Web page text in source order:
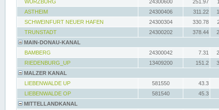
WÜRZBURG 24300600 251.97
ASTHEIM
24300406 311.22
SCHWEINFURT NEUER HAFEN
24300304 330.78
TRUNSTADT
24300202 378.44
MAIN-DONAU-KANAL
BAMBERG
24300042 7.31
RIEDENBURG_UP
13409200 151.2
MALZER KANAL
LIEBENWALDE UP
581550
43.3
LIEBENWALDE OP
581540
45.3
MITTELLANDKANAL